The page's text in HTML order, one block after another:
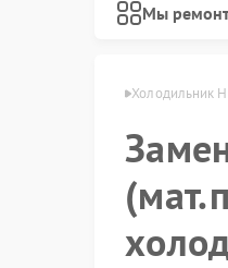
Мы
HITACHI в Орле Холодильник